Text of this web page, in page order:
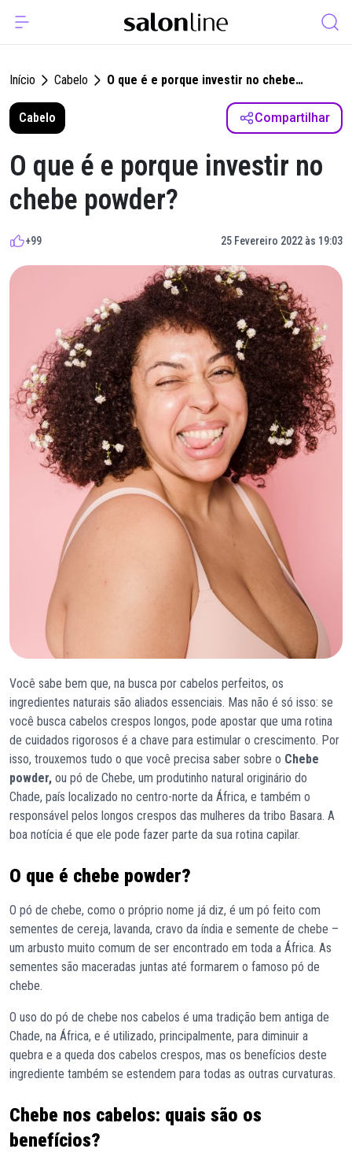
Início Cabelo
O que é e porque investir no chebe
Cabelo
Compartilhar
O que é e porque investir no
chebe powder?
+99 25 Fevereiro 2022 às 19:03
Você sabe bem que, na busca por cabelos perfeitos, os
ingredientes naturais são aliados essenciais. Mas não é só isso: se
você busca cabelos crespos longos, pode apostar que uma rotina
de cuidados rigorosos é a chave para estimular o crescimento. Por
isso, trouxemos tudo o que você precisa saber sobre o Chebe
powder, ou pó de Chebe, um produtinho natural originário do
Chade, país localizado no centro-norte da África, e também o
responsável pelos longos crespos das mulheres da tribo Basara. A
boa notícia é que ele pode fazer parte da sua rotina capilar.
O que é chebe powder?
O pó de chebe, como o próprio nome já diz, é um pó feito com
sementes de cereja, lavanda, cravo da índia e semente de chebe –
um arbusto muito comum de ser encontrado em toda a África. As
sementes são maceradas juntas até formarem o famoso pó de
chebe.
O uso do pó de chebe nos cabelos é uma tradição bem antiga de
Chade, na África, e é utilizado, principalmente, para diminuir a
quebra e a queda dos cabelos crespos, mas os benefícios deste
ingrediente também se estendem para todas as outras curvaturas.
Chebe nos cabelos: quais são os
benefícios?